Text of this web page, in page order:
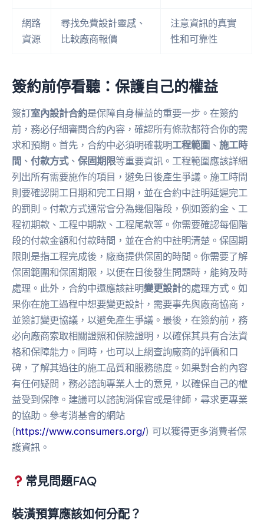
網路
資源
尋找免費設計靈感、
比較廠商報價
注意資訊的真實
性和可靠性
簽約前停看聽：保護自己的權益
簽訂室內設計合約是保障自身權益的重要一步。在簽約
前，務必仔細審閱合約內容，確認所有條款都符合你的需
求和預期。首先，合約中必須明確載明工程範圍 、 施工時
間 、 付款方式、 保固期限等重要資訊。工程範圍應該詳細
列出所有需要施作的項目，避免日後產生爭議。施工時間
則要確認開工日期和完工日期，並在合約中註明延遲完工
的罰則。付款方式通常會分為幾個階段，例如簽約金、工
程初期款、工程中期款、工程尾款等。你需要確認每個階
段的付款金額和付款時間，並在合約中註明清楚。保固期
限則是指工程完成後，廠商提供保固的時間。你需要了解
保固範圍和保固期限，以便在日後發生問題時，能夠及時
處理。此外，合約中還應該註明變更設計的處理方式。如
果你在施工過程中想要變更設計，需要事先與廠商協商，
並簽訂變更協議，以避免產生爭議。最後，在簽約前，務
必向廠商索取相關證照和保險證明，以確保其具有合法資
格和保障能力。同時，也可以上網查詢廠商的評價和口
碑，了解其過往的施工品質和服務態度。如果對合約內容
有任何疑問，務必諮詢專業人士的意見，以確保自己的權
益受到保障。建議可以諮詢消保官或是律師，尋求更專業
的協助。參考消基會的網站
(https://www.consumers.org/) 可以獲得更多消費者保
護資訊。
常見問題FAQ
裝潢預算應該如何分配？